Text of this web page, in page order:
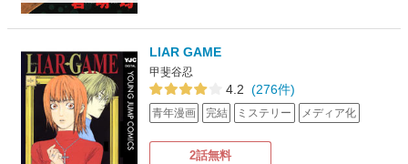
LIAR GAME
甲斐谷忍
4.2 (276件)
青年漫画 完結 ミステリー メディア化
2話無料